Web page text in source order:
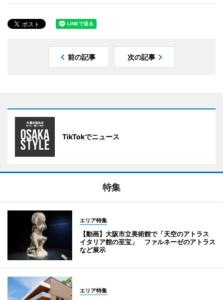
前の記事 次の記事
TikTokでニュース
特集
エリア特集
【動画】大阪市立美術館で「天空のアトラス
イタリア館の至宝」 ファルネーゼのアトラス
など展示
エリア特集